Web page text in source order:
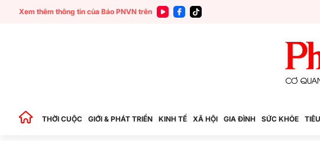
Xem thêm thông tin của Báo PNVN trên
THỜI CUỘC GIỚI & PHÁT TRIỂN KINH TẾ XÃ HỘI GIA ĐÌNH SỨC KHỎE